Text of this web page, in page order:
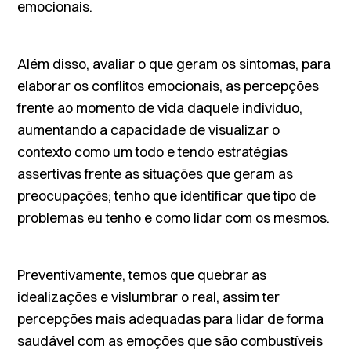
emocionais.
Além disso, avaliar o que geram os sintomas, para
elaborar os conflitos emocionais, as percepções
frente ao momento de vida daquele individuo,
aumentando a capacidade de visualizar o
contexto como um todo e tendo estratégias
assertivas frente as situações que geram as
preocupações; tenho que identificar que tipo de
problemas eu tenho e como lidar com os mesmos.
Preventivamente, temos que quebrar as
idealizações e vislumbrar o real, assim ter
percepções mais adequadas para lidar de forma
saudável com as emoções que são combustíveis